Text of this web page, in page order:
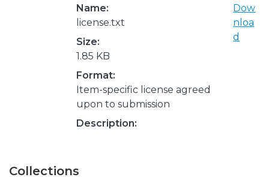
Name:
license.txt
Size:
1.85 KB
Format:
Item-specific license agreed
upon to submission
Description:
Dow
nloa
d
Collections